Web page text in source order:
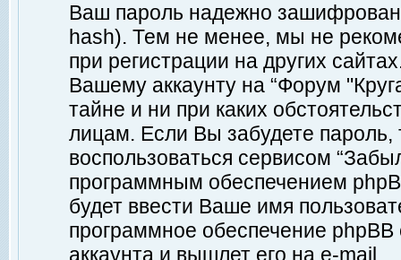
Ваш пароль надежно
hash). Тем не менее, мы не
при регистрации на других
Вашему аккаунту на “Форум
тайне и ни при каких
лицам. Если Вы забудете пароль,
воспользоваться сервисом
программным обеспечением
будет ввести Ваше имя
программное обеспечение
аккаунта и вышлет его на e-mail.